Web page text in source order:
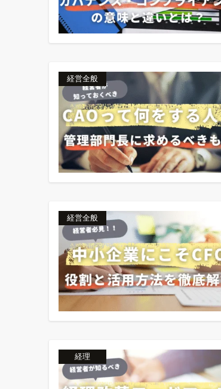
経営全般
経営全般
経理